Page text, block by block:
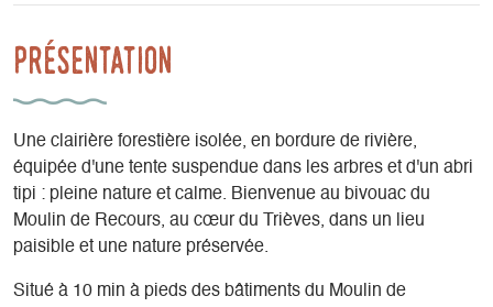
Présentation
Une clairière forestière isolée, en bordure de rivière,
équipée d'une tente suspendue dans les arbres et d'un abri
tipi : pleine nature et calme. Bienvenue au bivouac du
Moulin de Recours, au cœur du Trièves, dans un lieu
paisible et une nature préservée.
Situé à 10 min à pieds des bâtiments du Moulin de